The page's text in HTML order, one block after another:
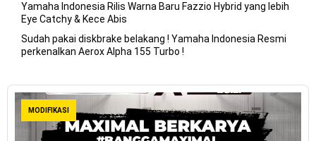
Yamaha Indonesia Rilis Warna Baru Fazzio Hybrid yang lebih
Eye Catchy & Kece Abis
Sudah pakai diskbrake belakang ! Yamaha Indonesia Resmi
perkenalkan Aerox Alpha 155 Turbo !
MODIFIKASI